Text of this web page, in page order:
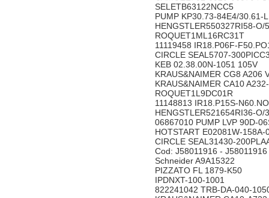
SELETB63122NCC5
PUMP KP30.73-84E4/
HENGSTLER550327RI58-
ROQUET1ML16RC31T
11119458 IR18.P06F-
CIRCLE SEAL5707-
KEB 02.38.00N-1051 105V
KRAUS&NAIMER CG8
KRAUS&NAIMER CA10
ROQUET1L9DC01R
11148813 IR18.P15S-
HENGSTLER521654RI36-
06867010 PUMP LVP 90D-
HOTSTART E02081W-
CIRCLE SEAL31430-
Cod: J58011916 -
Schneider A9A15322
PIZZATO FL 1879-K50
IPDNXT-100-1001
822241042 TRB-DA-040-